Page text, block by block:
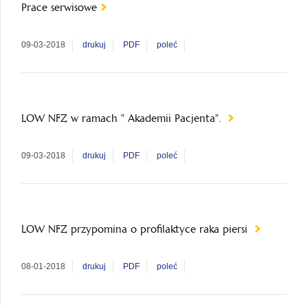
Prace serwisowe
09-03-2018 drukuj PDF poleć
LOW NFZ w ramach " Akademii Pacjenta".
09-03-2018 drukuj PDF poleć
LOW NFZ przypomina o profilaktyce raka piersi
08-01-2018 drukuj PDF poleć